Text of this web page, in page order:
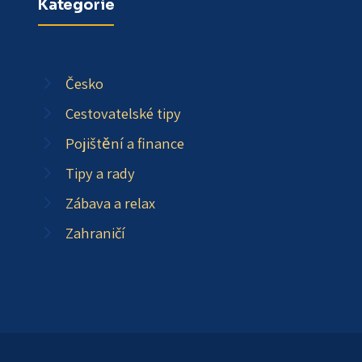
Kategorie
Česko
Cestovatelské tipy
Pojištění a finance
Tipy a rady
Zábava a relax
Zahraničí